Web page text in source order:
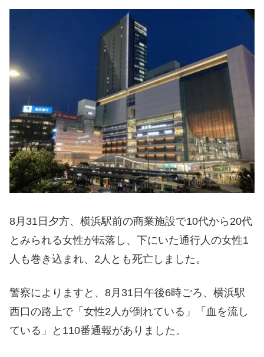
8月31日夕方、横浜駅前の商業施設で10代から20代
とみられる女性が転落し、下にいた通行人の女性1
人も巻き込まれ、2人とも死亡しました。
警察によりますと、8月31日午後6時ごろ、横浜駅
西口の路上で「女性2人が倒れている」「血を流し
ている」と110番通報がありました。